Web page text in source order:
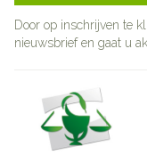
Door op inschrijven te
nieuwsbrief en gaat u